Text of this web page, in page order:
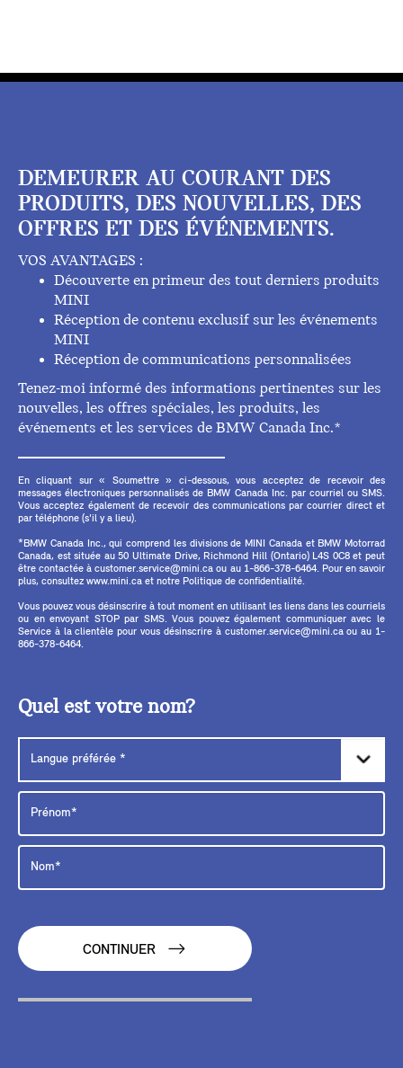
DEMEURER AU COURANT DES
PRODUITS, DES NOUVELLES, DES
OFFRES ET DES ÉVÉNEMENTS.
VOS AVANTAGES :
Découverte en primeur des tout derniers produits
MINI
Réception de contenu exclusif sur les événements
MINI
Réception de communications personnalisées
Tenez-moi informé des informations pertinentes sur les
nouvelles, les offres spéciales, les produits, les
événements et les services de BMW Canada Inc.*
En cliquant sur « Soumettre » ci-dessous, vous acceptez de recevoir des
messages électroniques personnalisés de BMW Canada Inc. par courriel ou SMS.
Vous acceptez également de recevoir des communications par courrier direct et
par téléphone (s'il y a lieu).
*BMW Canada Inc., qui comprend les divisions de MINI Canada et BMW Motorrad
Canada, est située au 50 Ultimate Drive, Richmond Hill (Ontario) L4S 0C8 et peut
être contactée à customer.service@mini.ca ou au 1-866-378-6464. Pour en savoir
plus, consultez www.mini.ca et notre Politique de confidentialité.
Vous pouvez vous désinscrire à tout moment en utilisant les liens dans les courriels
ou en envoyant STOP par SMS. Vous pouvez également communiquer avec le
Service à la clientèle pour vous désinscrire à customer.service@mini.ca ou au 1-
866-378-6464.
Quel est votre nom?
CONTINUER